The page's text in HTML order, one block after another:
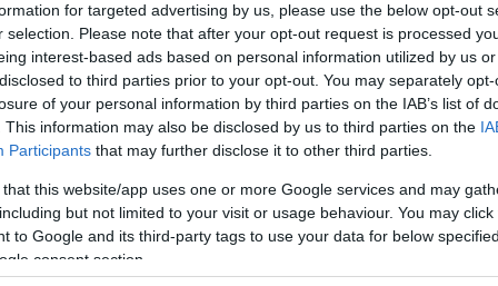
for targeted advertising by us, please use the below opt-out
selection. Please note that after your opt-out request is processed
interest-based ads based on personal information utilized by us
to third parties prior to your opt-out. You may separately
of your personal information by third parties on the IAB’s list of
This information may also be disclosed by us to third parties on the
Participants that may further disclose it to other third parties.
that this website/app uses one or more Google services and may
but not limited to your visit or usage behaviour. You may
to Google and its third-party tags to use your data for below
consent section.
giù, eipotesti più ottimiste , con il testo
fermare soltanto le attività ludico
i campionati giovanili.
pubblicazione in Gazzetta Ufficiale del
imprecise e poco tecniche, lasciano
il divieto per lo sport amatoriale mentre
di base. Sarà consentita l’attività
mentreproseguirà lo sport
riguarderá, in ogni caso, tutti gli sport da